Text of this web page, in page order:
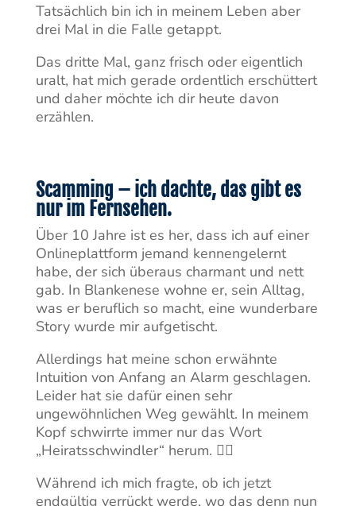
Tatsächlich bin ich in meinem Leben aber
drei Mal in die Falle getappt.
Das dritte Mal, ganz frisch oder eigentlich
uralt, hat mich gerade ordentlich erschüttert
und daher möchte ich dir heute davon
erzählen.
Scamming – ich dachte, das gibt es
nur im Fernsehen.
Über 10 Jahre ist es her, dass ich auf einer
Onlineplattform jemand kennengelernt
habe, der sich überaus charmant und nett
gab. In Blankenese wohne er, sein Alltag,
was er beruflich so macht, eine wunderbare
Story wurde mir aufgetischt.
Allerdings hat meine schon erwähnte
Intuition von Anfang an Alarm geschlagen.
Leider hat sie dafür einen sehr
ungewöhnlichen Weg gewählt. In meinem
Kopf schwirrte immer nur das Wort
„Heiratsschwindler“ herum. 🤷‍♀️
Während ich mich fragte, ob ich jetzt
endgültig verrückt werde, wo das denn nun